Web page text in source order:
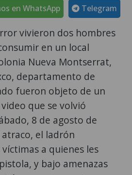
Telegram
en WhatsApp
vivieron dos hombres
en un local
Nueva Montserrat,
departamento de
fueron objeto de un
que se volvió
8 de agosto de
el ladrón
a quienes les
y bajo amenazas